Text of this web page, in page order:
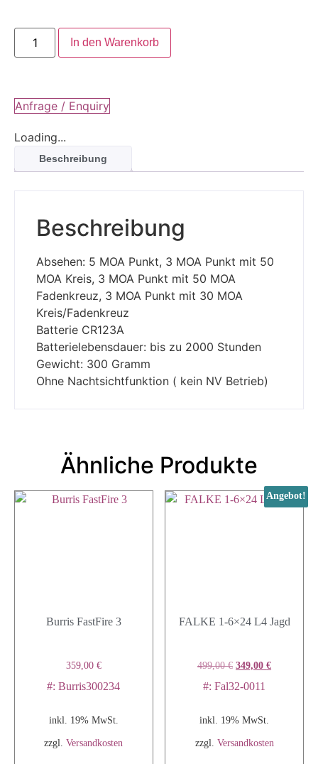
In den Warenkorb
Anfrage / Enquiry
Loading...
Beschreibung
Beschreibung
Absehen: 5 MOA Punkt, 3 MOA Punkt mit 50
MOA Kreis, 3 MOA Punkt mit 50 MOA
Fadenkreuz, 3 MOA Punkt mit 30 MOA
Kreis/Fadenkreuz
Batterie CR123A
Batterielebensdauer: bis zu 2000 Stunden
Gewicht: 300 Gramm
Ohne Nachtsichtfunktion ( kein NV Betrieb)
Ähnliche Produkte
Burris FastFire 3
359,00 €
#: Burris300234
inkl. 19% MwSt.
zzgl.Versandkosten
Angebot!
FALKE 1-6×24 L4 Jagd
499,00€ 349,00€
#: Fal32-0011
inkl. 19% MwSt.
zzgl. Versandkosten